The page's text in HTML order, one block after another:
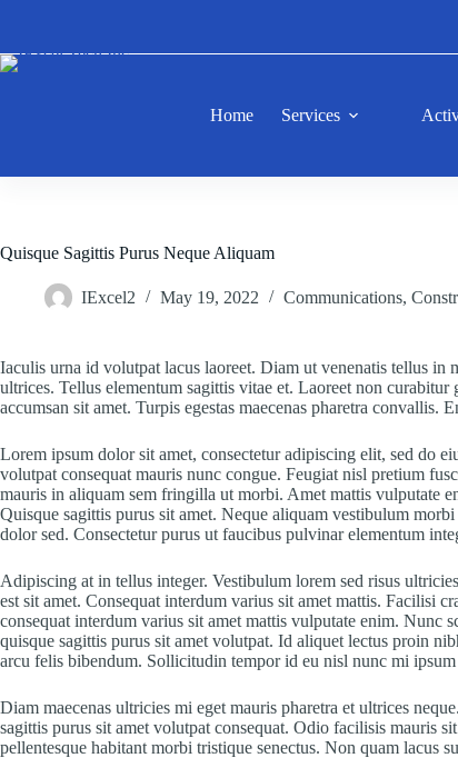
Home Services
Quisque Sagittis Purus Neque Aliquam
IExcel2 May 19, 2022 Communications,
Iaculis urna id volutpat lacus laoreet. Diam ut venenatis tellus in
ultrices. Tellus elementum sagittis vitae et. Laoreet non
accumsan sit amet. Turpis egestas maecenas pharetra
Lorem ipsum dolor sit amet, consectetur adipiscing elit, sed do
volutpat consequat mauris nunc congue. Feugiat nisl pretium
mauris in aliquam sem fringilla ut morbi. Amet mattis vulputate
Quisque sagittis purus sit amet. Neque aliquam vestibulum
dolor sed. Consectetur purus ut faucibus pulvinar elementum
Adipiscing at in tellus integer. Vestibulum lorem sed risus
est sit amet. Consequat interdum varius sit amet mattis. Facilisi
consequat interdum varius sit amet mattis vulputate enim. Nunc
quisque sagittis purus sit amet volutpat. Id aliquet lectus proin
arcu felis bibendum. Sollicitudin tempor id eu nisl nunc mi
Diam maecenas ultricies mi eget mauris pharetra et ultrices
sagittis purus sit amet volutpat consequat. Odio facilisis mauris
pellentesque habitant morbi tristique senectus. Non quam lacus